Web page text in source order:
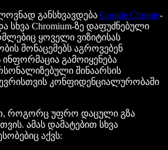
განსხვავდება Google Chrome-
სხვა Chromium-ზე დაფუძნებული
ყოველი ვიზიტისას
მონაცემებს აგროვებენ
გამოიყენება
შინაარსის
კონფიდენციალურობაში
როგორც უფრო დაცული გზა
ამას დამატებით სხვა
აქვს: